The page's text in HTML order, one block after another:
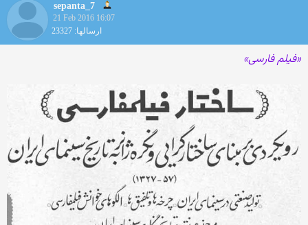
sepanta_7
21 Feb 2016 16:07
ارسالها: 23327
«فیلم فارسی»